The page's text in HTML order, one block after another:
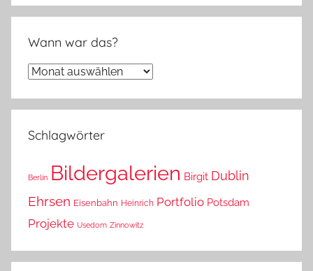
Wann war das?
Wann
das?
Schlagwörter
Berlin Bildergalerien Birgit Dublin
Ehrsen Eisenbahn Heinrich Portfolio Potsdam
Projekte Usedom Zinnowitz